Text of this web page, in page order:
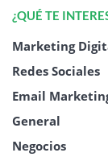
¿QUÉ TE
Marketing
Redes Sociales
Email
General
Negocios